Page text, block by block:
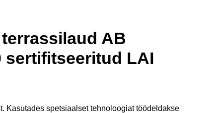
AB
sertifitseeritud LAI
Kasutades spetsiaalset tehnoloogiat töödeldakse